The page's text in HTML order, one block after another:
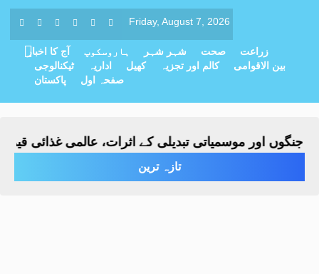
Friday, August 7, 2026
آج کا اخبار ہاروسکوپ شہر شہر صحت
زراعت
ٹیکنالوجی
اداریہ کھیل کالم اور تجزیہ
بین الاقوامی
پاکستان
صفحہ اول
اور موسمیاتی تبدیلی کے اثرات، عالمی غذائی
تازہ ترین